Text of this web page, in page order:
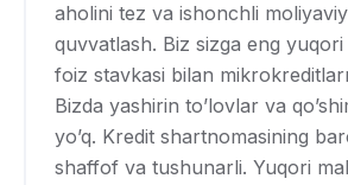
aholini tez va ishonchli
quvvatlash. Biz sizga eng
foiz stavkasi bilan
Bizda yashirin to’lovlar va
yo’q. Kredit shartnomasining
shaffof va tushunarli. Yuqori